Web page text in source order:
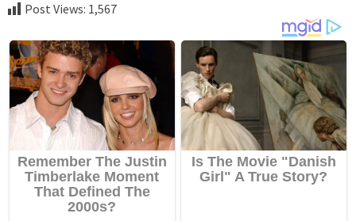
Post Views: 1,567